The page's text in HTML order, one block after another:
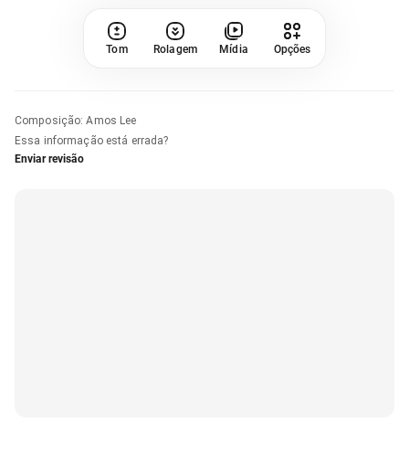
Tom Rolagem Mídia Opções
Composição:Amos Lee
Essa informação está errada?
Enviar revisão